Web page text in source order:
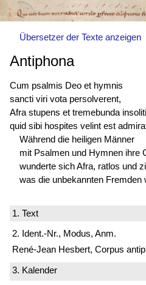
Übersetzer der Texte anzeigen
Antiphona
Cum psalmis Deo et hymnis
sancti viri vota persolverent,
Afra stupens et tremebunda insoliti
quid sibi hospites velint est
Während die heiligen Männer
mit Psalmen und Hymnen ihre
wunderte sich Afra, ratlos und
was die unbekannten Fremden
1. Text
2. Ident.-Nr., Modus, Anm.
René-Jean Hesbert, Corpus
3. Kalender